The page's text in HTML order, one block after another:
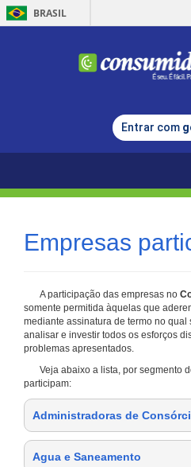
BRASIL
Entrar com
Empresas
A participação das empresas no
somente permitida àquelas que
mediante assinatura de termo no qual
analisar e investir todos os esforços
problemas apresentados.
Veja abaixo a lista, por segmento
participam:
Administradoras de
Agua e Saneamento